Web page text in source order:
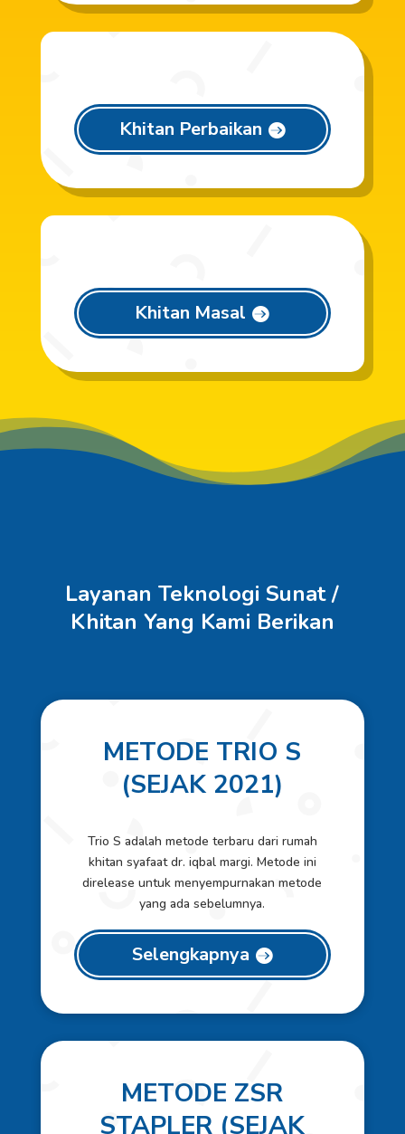
Khitan Perbaikan
Khitan Masal
Layanan Teknologi Sunat /
Khitan Yang Kami Berikan
METODE TRIO S
(SEJAK 2021)
Trio S adalah metode terbaru dari rumah
khitan syafaat dr. iqbal margi. Metode ini
direlease untuk menyempurnakan metode
yang ada sebelumnya.
Selengkapnya
METODE ZSR
STAPLER (SEJAK